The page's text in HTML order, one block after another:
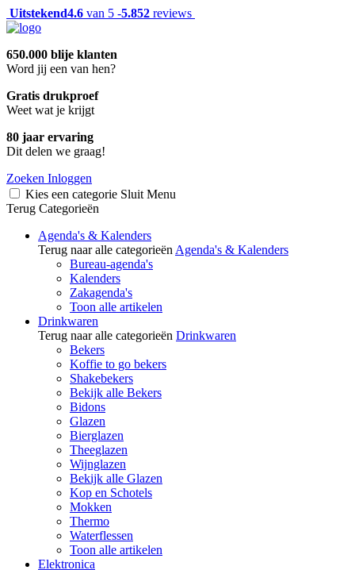
Uitstekend4.6 van 5 -5.852 reviews
650.000 blije klanten
Word jij een van hen?
Gratis drukproef
Weet wat je krijgt
80 jaar ervaring
Dit delen we graag!
Zoeken Inloggen
Kies een categorie Sluit Menu
Terug Categorieën
Agenda's & Kalenders
Terug naar alle categorieën Agenda's & Kalenders
Bureau-agenda's
Kalenders
Zakagenda's
Toon alle artikelen
Drinkwaren
Terug naar alle categorieën Drinkwaren
Bekers
Koffie to go bekers
Shakebekers
Bekijk alle Bekers
Bidons
Glazen
Bierglazen
Theeglazen
Wijnglazen
Bekijk alle Glazen
Kop en Schotels
Mokken
Thermo
Waterflessen
Toon alle artikelen
Elektronica